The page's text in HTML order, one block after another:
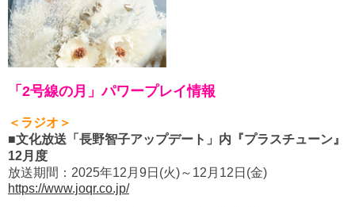
「2号線の月」パワープレイ情報
＜ラジオ＞
■文化放送「長野智子アップデート」内『プラスチューン』
12月度
放送期間：2025年12月9日(火)～12月12日(金)
https://www.joqr.co.jp/